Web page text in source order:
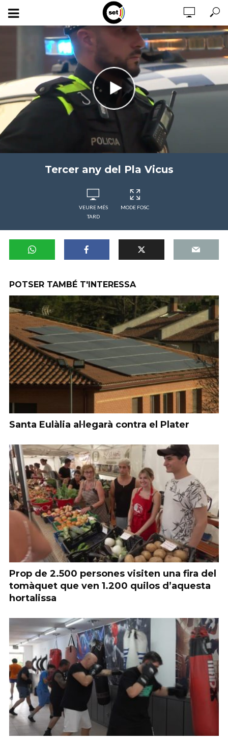
Tercer any del Pla Vicus
VEURE MÉS
TARD
MODE FOSC
POTSER TAMBÉ T'INTERESSA
Santa Eulàlia al·legarà contra el Plater
Prop de 2.500 persones visiten una fira del
tomàquet que ven 1.200 quilos d’aquesta
hortalissa